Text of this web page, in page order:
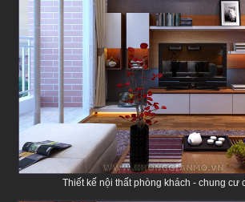
Thiết kế nội thất phòng khách - chung cư